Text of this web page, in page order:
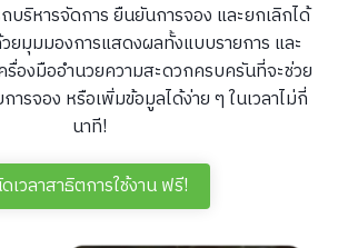
ริหารจัดการ ยืนยันการจอง และยกเลิกได้
ยมุมมองการแสดงผลทั้งแบบรายการ และ
องมืออำนวยความสะดวกครบครันที่จะช่วย
รจอง หรือเพิ่มข้อมูลได้ง่าย ๆ ในเวลาไม่กี่
นาที!
เวลาสาธิตการใช้งาน ฟรี!